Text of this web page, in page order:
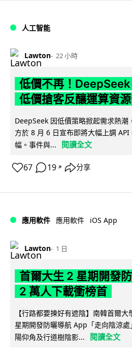
人工智能
Lawton 22 小時
低價不再！
低價搶客反釀運算資
DeepSeek 因低價策略掀起需求熱潮
方於 8 月 6 日宣布即將大幅上調
幅。事件與...
閱讀全文
67 19 ↗ 分享
應用軟件 應用軟件 iOS App
Lawton 1 日
首爾大生 2 星期開發
2 萬人下載衝榜首
【行路都要揀好有遮陰】南韓首爾
星期開發防曬導航 App「走向陰涼
陽仰角及行道樹陰影...
閱讀全文